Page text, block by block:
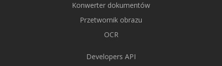
Konwerter dokumentów
Przetwornik obrazu
OCR
Developers API